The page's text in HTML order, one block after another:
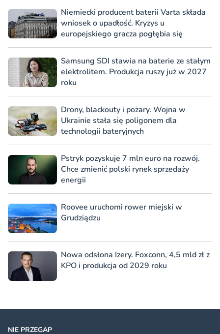
Niemiecki producent baterii Varta składa
wniosek o upadłość. Kryzys u
europejskiego gracza pogłębia się
Samsung SDI stawia na baterie ze stałym
elektrolitem. Produkcja ruszy już w 2027
roku
Drony, blackouty i pożary. Wojna w
Ukrainie stała się poligonem dla
technologii bateryjnych
Pstryk pozyskuje 7 mln euro na rozwój.
Chce zmienić polski rynek sprzedaży
energii
Roovee uruchomi rower miejski w
Grudziądzu
Nowa odsłona Izery. Foxconn, 4,5 mld zł z
KPO i produkcja od 2029 roku
NIE PRZEGAP